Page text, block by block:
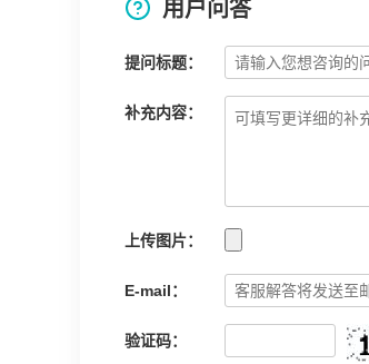
用户问答
提问标题：
补充内容：
上传图片：
E-mail：
验证码：